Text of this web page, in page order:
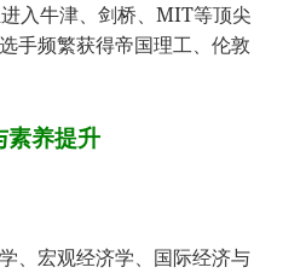
入牛津、剑桥、MIT等顶尖
手频繁获得帝国理工、伦敦
素养提升
、宏观经济学、国际经济与